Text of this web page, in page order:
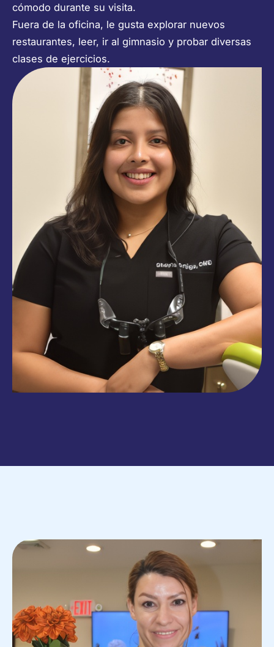
cómodo durante su visita.
Fuera de la oficina, le gusta explorar nuevos
restaurantes, leer, ir al gimnasio y probar diversas
clases de ejercicios.